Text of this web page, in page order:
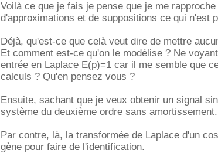
Voilà ce que je fais je pense que je me
d'approximations et de suppositions ce qui n'est
Déjà, qu'est-ce que celà veut dire de mettre
Et comment est-ce qu'on le modélise ? Ne
entrée en Laplace E(p)=1 car il me semble que
calculs ? Qu'en pensez vous ?
Ensuite, sachant que je veux obtenir un signal
système du deuxième ordre sans amortissement.
Par contre, là, la transformée de Laplace d'un
gène pour faire de l'identification.